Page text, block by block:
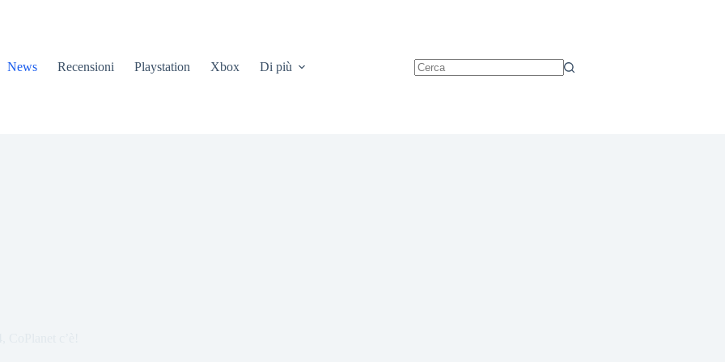
News Recensioni Playstation Xbox Di più